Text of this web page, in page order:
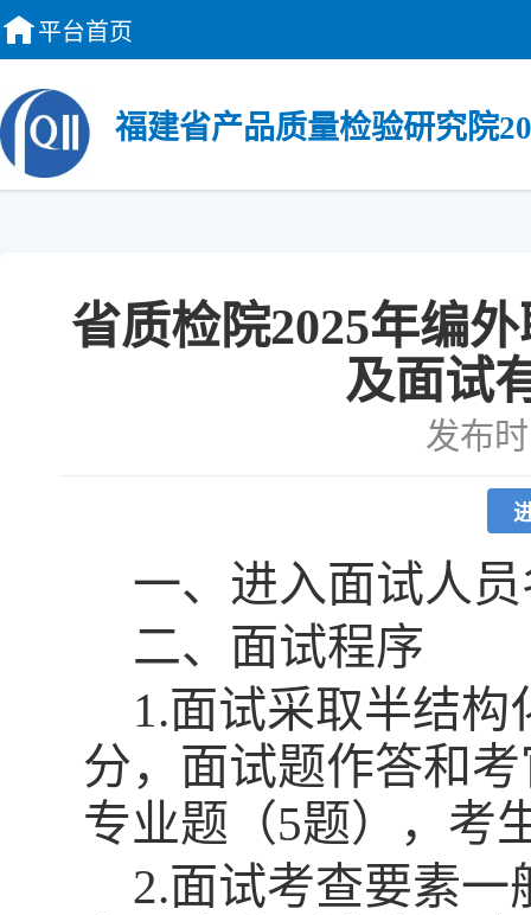
平台首页
福建省产品质量检验研究院
省质检院2025年编
及面试
发布
一、进入面试人
二、面试程序
1.面试采取半结
分，面试题作答和
专业题（5题），考
2.面试考查要素